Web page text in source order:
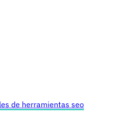
de herramientas seo